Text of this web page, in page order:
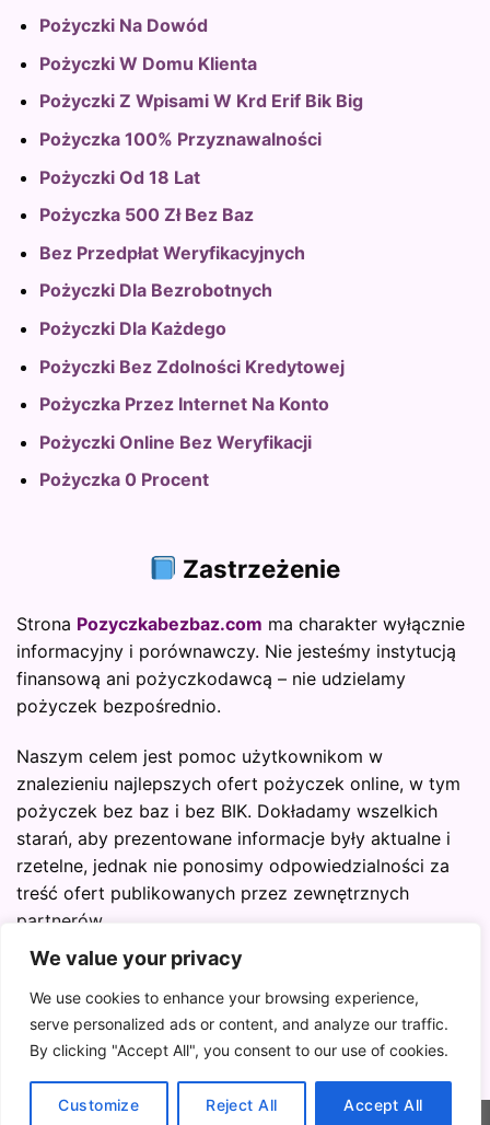
We value your privacy
We use cookies to enhance your browsing experience,
serve personalized ads or content, and analyze our traffic.
By clicking "Accept All", you consent to our use of cookies.
Customize Reject All Accept All
Pożyczki Na Dowód
Pożyczki W Domu Klienta
Pożyczki Z Wpisami W Krd Erif Bik Big
Pożyczka 100% Przyznawalności
Pożyczki Od 18 Lat
Pożyczka 500 Zł Bez Baz
Bez Przedpłat Weryfikacyjnych
Pożyczki Dla Bezrobotnych
Pożyczki Dla Każdego
Pożyczki Bez Zdolności Kredytowej
Pożyczka Przez Internet Na Konto
Pożyczki Online Bez Weryfikacji
Pożyczka 0 Procent
Zastrzeżenie
Strona Pozyczkabezbaz.com ma charakter wyłącznie
informacyjny i porównawczy. Nie jesteśmy instytucją
finansową ani pożyczkodawcą – nie udzielamy
pożyczek bezpośrednio.
Naszym celem jest pomoc użytkownikom w
znalezieniu najlepszych ofert pożyczek online, w tym
pożyczek bez baz i bez BIK. Dokładamy wszelkich
starań, aby prezentowane informacje były aktualne i
rzetelne, jednak nie ponosimy odpowiedzialności za
treść ofert publikowanych przez zewnętrznych
partnerów.
Przed podjęciem decyzji finansowej zawsze zapoznaj
się z warunkami wybranej instytucji pożyczkowej.